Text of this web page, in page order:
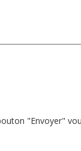
"Envoyer"